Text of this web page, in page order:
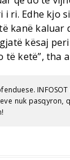
ri. Edhe kjo
kanë
kësaj
ketë”, tha
nuk pasqyron,